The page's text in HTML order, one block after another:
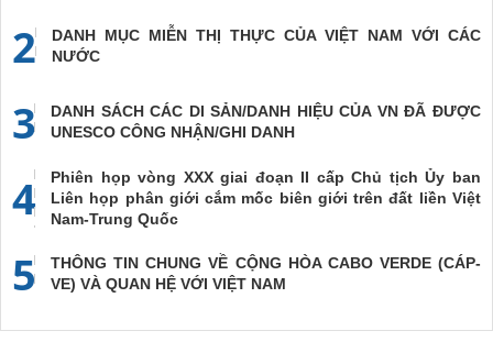
2
DANH MỤC MIỄN THỊ THỰC CỦA VIỆT NAM VỚI CÁC
NƯỚC
3
DANH SÁCH CÁC DI SẢN/DANH HIỆU CỦA VN ĐÃ ĐƯỢC
UNESCO CÔNG NHẬN/GHI DANH
4
Phiên họp vòng XXX giai đoạn II cấp Chủ tịch Ủy ban
Liên họp phân giới cắm mốc biên giới trên đất liền Việt
Nam-Trung Quốc
5
THÔNG TIN CHUNG VỀ CỘNG HÒA CABO VERDE (CÁP-
VE) VÀ QUAN HỆ VỚI VIỆT NAM